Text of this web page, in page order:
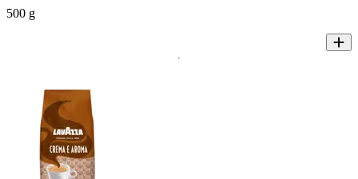
500 g